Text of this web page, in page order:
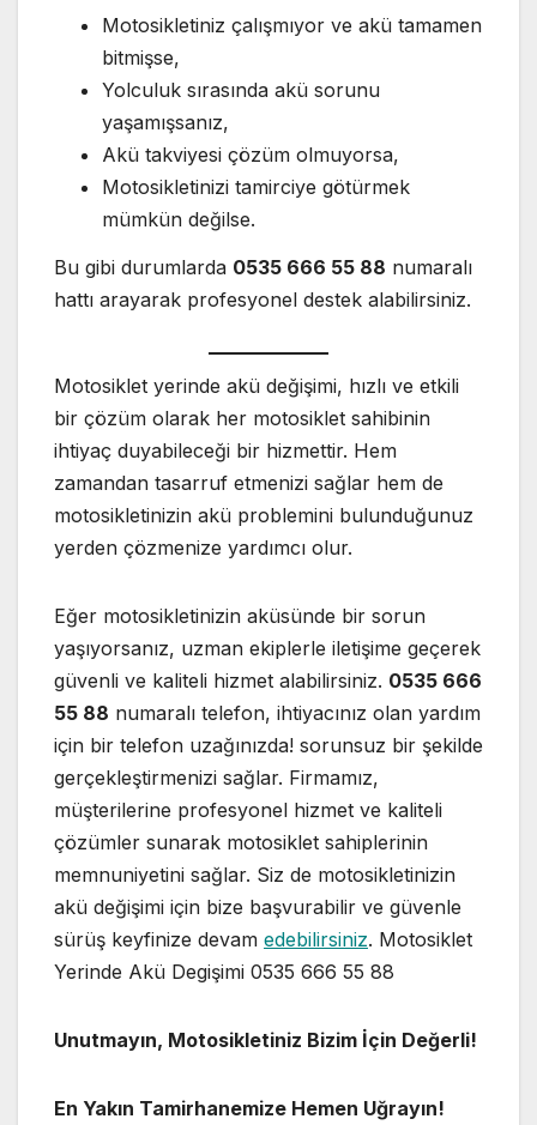
Motosikletiniz çalışmıyor ve akü tamamen
bitmişse,
Yolculuk sırasında akü sorunu
yaşamışsanız,
Akü takviyesi çözüm olmuyorsa,
Motosikletinizi tamirciye götürmek
mümkün değilse.
Bu gibi durumlarda 0535 666 55 88 numaralı
hattı arayarak profesyonel destek alabilirsiniz.
Motosiklet yerinde akü değişimi, hızlı ve etkili
bir çözüm olarak her motosiklet sahibinin
ihtiyaç duyabileceği bir hizmettir. Hem
zamandan tasarruf etmenizi sağlar hem de
motosikletinizin akü problemini bulunduğunuz
yerden çözmenize yardımcı olur.
Eğer motosikletinizin aküsünde bir sorun
yaşıyorsanız, uzman ekiplerle iletişime geçerek
güvenli ve kaliteli hizmet alabilirsiniz. 0535 666
55 88 numaralı telefon, ihtiyacınız olan yardım
için bir telefon uzağınızda! sorunsuz bir şekilde
gerçekleştirmenizi sağlar. Firmamız,
müşterilerine profesyonel hizmet ve kaliteli
çözümler sunarak motosiklet sahiplerinin
memnuniyetini sağlar. Siz de motosikletinizin
akü değişimi için bize başvurabilir ve güvenle
sürüş keyfinize devam edebilirsiniz. Motosiklet
Yerinde Akü Degişimi 0535 666 55 88
Unutmayın, Motosikletiniz Bizim İçin Değerli!
En Yakın Tamirhanemize Hemen Uğrayın!